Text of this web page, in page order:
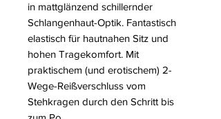
in mattglänzend schillernder
Schlangenhaut-Optik. Fantastisch
elastisch für hautnahen Sitz und
hohen Tragekomfort. Mit
praktischem (und erotischem) 2-
Wege-Reißverschluss vom
Stehkragen durch den Schritt bis